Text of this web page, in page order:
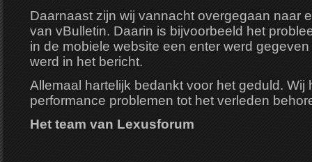
Daarnaast zijn wij vannacht overgegaan naar
van vBulletin. Daarin is bijvoorbeeld het
in de mobiele website een enter werd
werd in het bericht.
Allemaal hartelijk bedankt voor het geduld. Wij
performance problemen tot het verleden
Het team van Lexusforum